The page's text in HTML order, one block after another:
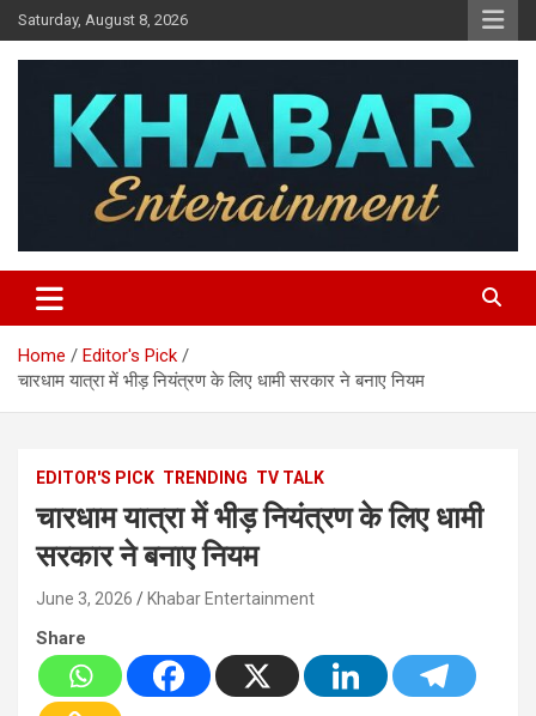
Skip
to
content
Saturday, August 8, 2026
Khabar Entertainment
Home
Editor's Pick
चारधाम यात्रा में भीड़ नियंत्रण के लिए धामी सरकार ने बनाए नियम
EDITOR'S PICK TRENDING TV TALK
चारधाम यात्रा में भीड़ नियंत्रण के लिए धामी
सरकार ने बनाए नियम
June 3, 2026 Khabar Entertainment
Share